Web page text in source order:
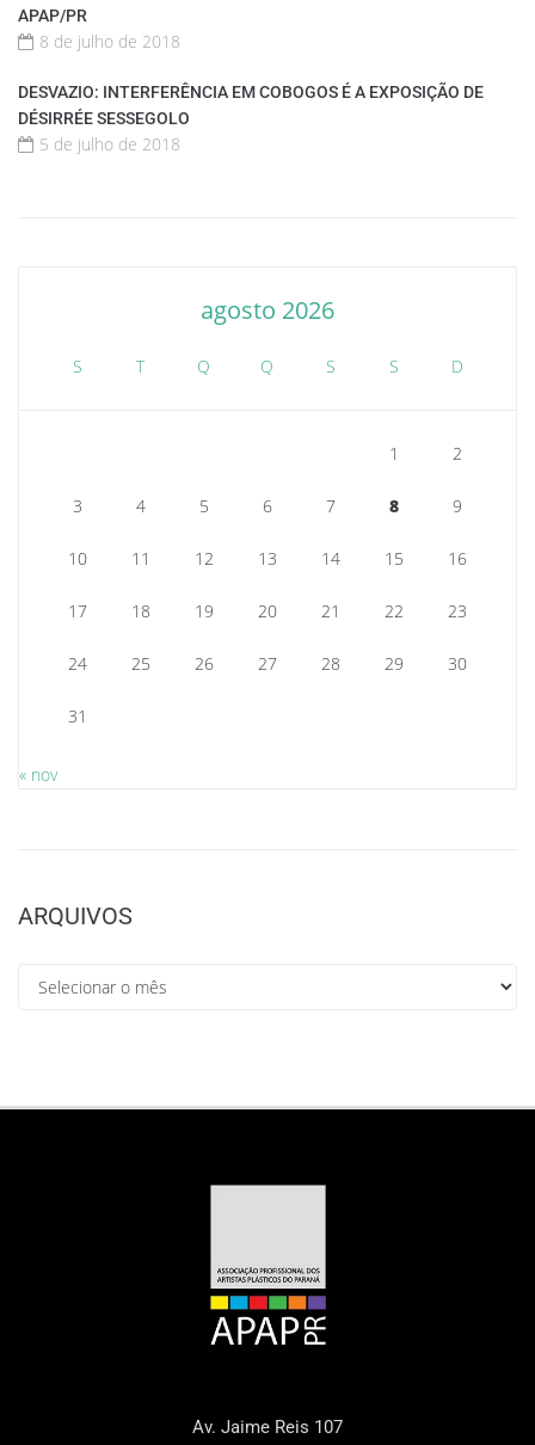
APAP/PR
8 de julho de 2018
DESVAZIO: INTERFERÊNCIA EM COBOGOS É A EXPOSIÇÃO DE
DÉSIRRÉE SESSEGOLO
5 de julho de 2018
agosto 2026
S T Q Q S S D
1 2
3 4 5 6 7 8 9
10 11 12 13 14 15 16
17 18 19 20 21 22 23
24 25 26 27 28 29 30
31
« nov
ARQUIVOS
Av. Jaime Reis 107